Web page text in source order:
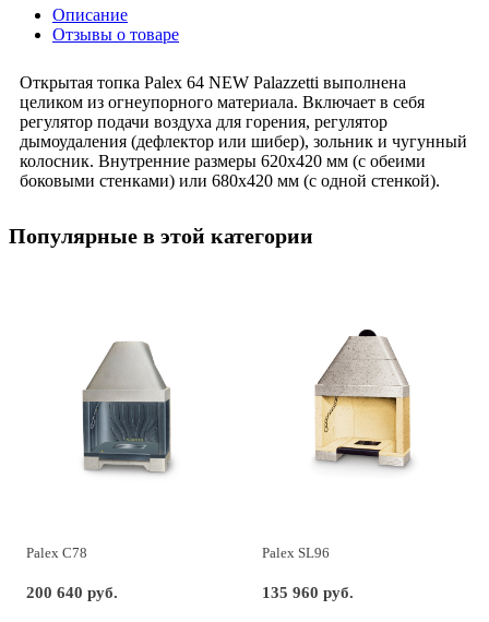
Описание
Отзывы о товаре
Открытая топка Palex 64 NEW Palazzetti выполнена
целиком из огнеупорного материала. Включает в себя
регулятор подачи воздуха для горения, регулятор
дымоудаления (дефлектор или шибер), зольник и чугунный
колосник. Внутренние размеры 620х420 мм (с обеими
боковыми стенками) или 680х420 мм (с одной стенкой).
Популярные в этой категории
Palex C78
200 640 руб.
Palex SL96
135 960 руб.